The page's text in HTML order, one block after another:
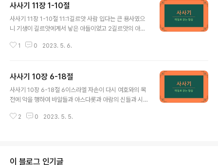
사사기 11장 1-10절
사사기 11장 1-10절 11:1길르앗 사람 입다는 큰 용사였으
니 기생이 길르앗에게서 낳은 아들이었고 2길르앗의 아내
다를 쫓아내며 그에게 이르되 너는 다른 여인의 자식이니
에게로 모여 와서 그와 함께 출입하였더라 4얼마 후에 암
몬 자손이 이스라엘을 치려 하니라 5암몬 자손이 이스라엘
을 치려 할 때에 길르앗 장로들이 입다를 데려오려고 돕 땅
니 당신은 와서 우리의 장관이 되라 하니 7입다가 길르앗
1 0 2023. 5. 6.
사사기 10장 6-18절
사사기 10장 6-18절 6이스라엘 자손이 다시 여호와의 목
전에 악을 행하여 바알들과 아스다롯과 아람의 신들과 시
람들의 신들을 섬기고 여호와를 버리고 그를 섬기지 아니
든 이스라엘 자손을 쳤으며 열여덟 해 동안 억압하였더라
2 0 2023. 5. 5.
이 블로그 인기글